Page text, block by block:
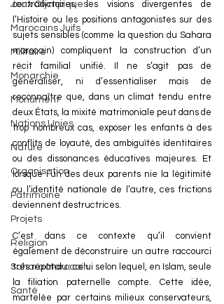
Jeux Olympiques
Marocains Juifs
Militaire
Monarchie
Monument
Nations Unies
Nature
Organisation
Patrimoine
Projets
Religion
Sahara Marocain
Santé
contradictoires, les visions divergentes de
l’Histoire ou les positions antagonistes sur des
sujets sensibles (comme la question du Sahara
marocain) compliquent la construction d’un
récit familial unifié. Il ne s’agit pas de
généraliser, ni d’essentialiser mais de
reconnaître que, dans un climat tendu entre
deux États, la mixité matrimoniale peut dans de
trop nombreux cas, exposer les enfants à des
conflits de loyauté, des ambiguïtés identitaires
ou des dissonances éducatives majeures. Et
lorsque l’un des deux parents nie la légitimité
ou l’identité nationale de l’autre, ces frictions
deviennent destructrices.
C’est dans ce contexte qu’il convient
également de déconstruire un autre raccourci
très répandu : celui selon lequel, en Islam, seule
la filiation paternelle compte. Cette idée,
martelée par certains milieux conservateurs,